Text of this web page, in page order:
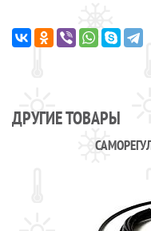
Отопление и водоснабжение
КОНТАКТЫ
ДРУГИЕ ТОВАРЫ